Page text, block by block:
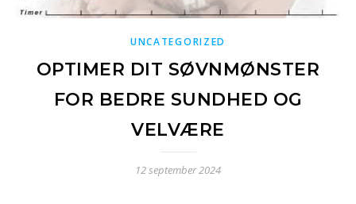
UNCATEGORIZED
OPTIMER DIT SØVNMØNSTER
FOR BEDRE SUNDHED OG
VELVÆRE
12 september 2024